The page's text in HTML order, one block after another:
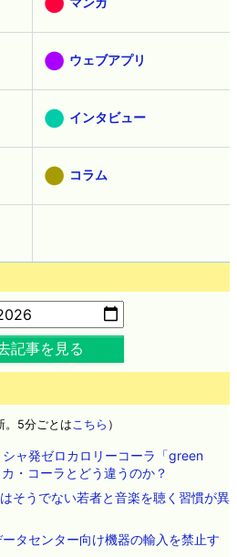
ウェブアプリ
インタビュー
コラム
記事を見る
。5分ごとは こちら ）
ャ発ゼロカロリーコーラ「green
・コーラとどう違うのか？
そうでない若者と音楽を聴く習慣が異
タセンター向け機器の輸入を禁止す